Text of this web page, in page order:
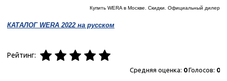
Купить WERA в Москве. Скидки. Официальный дилер
КАТАЛОГ WERA 2022 на русском
Рейтинг:
Средняя оценка: 0Голосов: 0